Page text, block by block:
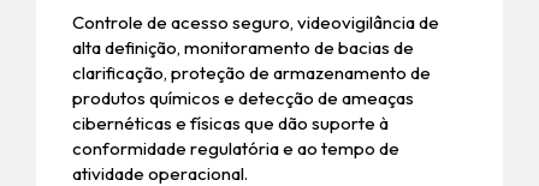
Controle de acesso seguro, videovigilância de
alta definição, monitoramento de bacias de
clarificação, proteção de armazenamento de
produtos químicos e detecção de ameaças
cibernéticas e físicas que dão suporte à
conformidade regulatória e ao tempo de
atividade operacional.